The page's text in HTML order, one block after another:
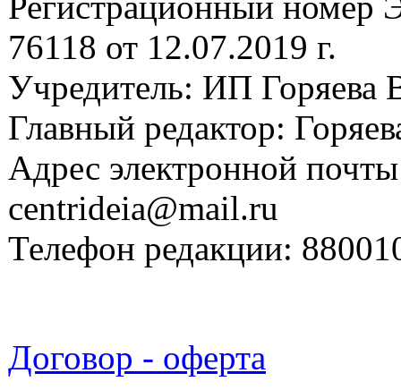
76118 от 12.07.2019 г.
Учредитель: ИП Горяева
Главный редактор:
Адрес электронной
centrideia@mail.ru
Телефон редакции:
Договор - оферта